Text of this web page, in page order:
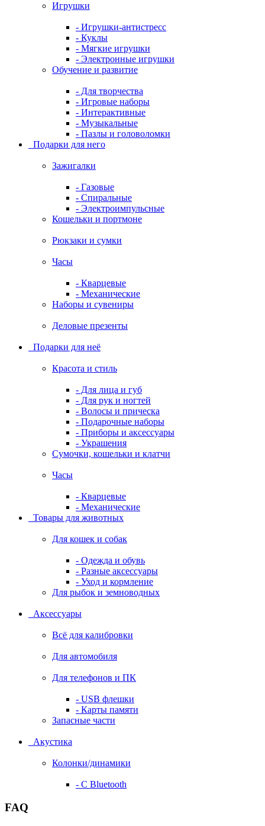
Игрушки
- Игрушки-антистресс
- Куклы
- Мягкие игрушки
- Электронные игрушки
Обучение и развитие
- Для творчества
- Игровые наборы
- Интерактивные
- Музыкальные
- Пазлы и головоломки
Подарки для него
Зажигалки
- Газовые
- Спиральные
- Электроимпульсные
Кошельки и портмоне
Рюкзаки и сумки
Часы
- Кварцевые
- Механические
Наборы и сувениры
Деловые презенты
Подарки для неё
Красота и стиль
- Для лица и губ
- Для рук и ногтей
- Волосы и прическа
- Подарочные наборы
- Приборы и аксессуары
- Украшения
Сумочки, кошельки и клатчи
Часы
- Кварцевые
- Механические
Товары для животных
Для кошек и собак
- Одежда и обувь
- Разные аксессуары
- Уход и кормление
Для рыбок и земноводных
Аксессуары
Всё для калибровки
Для автомобиля
Для телефонов и ПК
- USB флешки
- Карты памяти
Запасные части
Акустика
Колонки/динамики
- С Bluetooth
FAQ